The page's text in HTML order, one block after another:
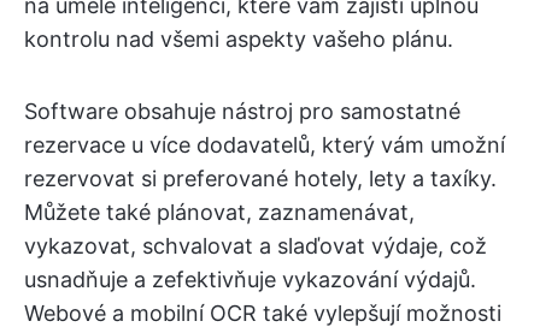
na umělé inteligenci, které vám zajistí úplnou
kontrolu nad všemi aspekty vašeho plánu.
Software obsahuje nástroj pro samostatné
rezervace u více dodavatelů, který vám umožní
rezervovat si preferované hotely, lety a taxíky.
Můžete také plánovat, zaznamenávat,
vykazovat, schvalovat a slaďovat výdaje, což
usnadňuje a zefektivňuje vykazování výdajů.
Webové a mobilní OCR také vylepšují možnosti